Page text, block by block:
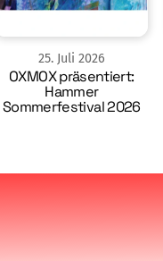
25. Juli 2026
OXMOX präsentiert:
Hammer
Sommerfestival 2026